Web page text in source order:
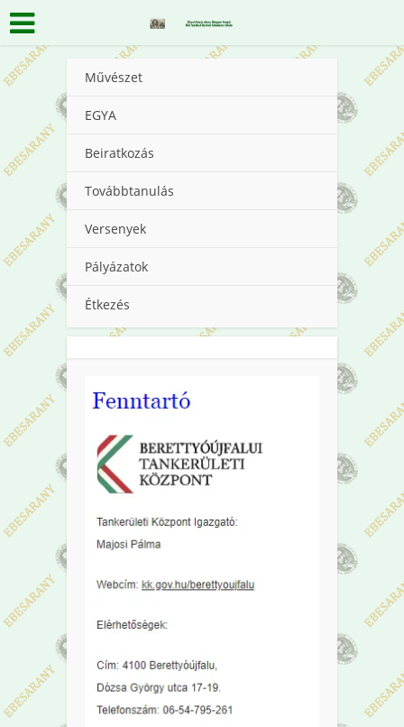
Művészet
EGYA
Beiratkozás
Továbbtanulás
Versenyek
Pályázatok
Étkezés